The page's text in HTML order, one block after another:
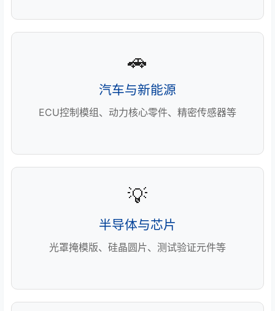
🚗
汽车与新能源
ECU控制模组、动力核心零件、精密传感器等
💡
半导体与芯片
光罩掩模版、硅晶圆片、测试验证元件等